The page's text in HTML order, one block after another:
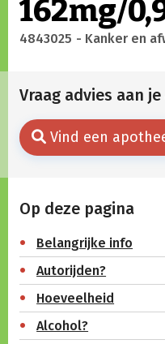
162mg/
4843025 - Kanker en
Vraag advies aan
Vind een
Op deze pagina
Belangrijke info
Autorijden?
Hoeveelheid
Alcohol?